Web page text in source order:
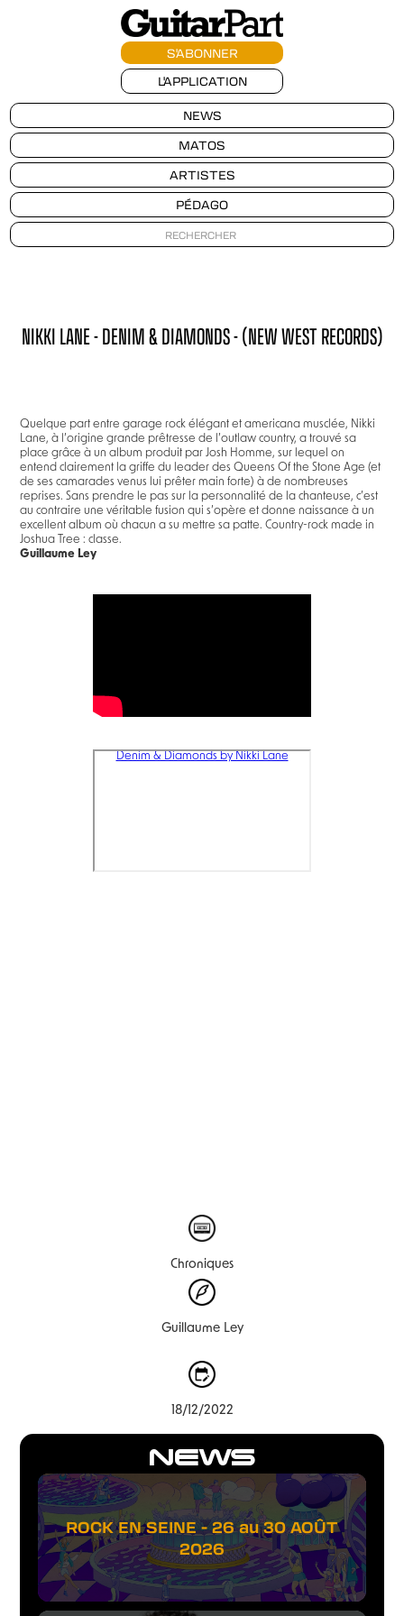
S'ABONNER
L'APPLICATION
NEWS
MATOS
ARTISTES
PÉDAGO
NEWS
ROCK EN SEINE - 26 au 30 AOÛT
2026
NIKKI LANE - DENIM & DIAMONDS - (NEW WEST RECORDS)
Quelque part entre garage rock élégant et americana musclée, Nikki
Lane, à l’origine grande prêtresse de l’outlaw country, a trouvé sa
place grâce à un album produit par Josh Homme, sur lequel on
entend clairement la griffe du leader des Queens Of the Stone Age (et
de ses camarades venus lui prêter main forte) à de nombreuses
reprises. Sans prendre le pas sur la personnalité de la chanteuse, c’est
au contraire une véritable fusion qui s’opère et donne naissance à un
excellent album où chacun a su mettre sa patte. Country-rock made in
Joshua Tree : classe.
Guillaume Ley
Denim & Diamonds by Nikki Lane
Chroniques
Guillaume Ley
18/12/2022